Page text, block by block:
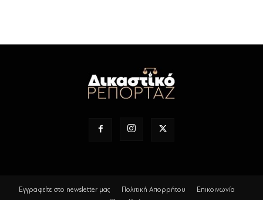
Εγγραφείτε στο newsletter μας Πολιτική Απορρήτου
Επικοινωνία